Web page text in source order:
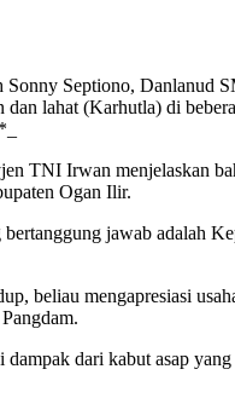
Septiono, Danlanud
lahat (Karhutla) di
TNI Irwan menjelaskan
Ogan Ilir.
jawab adalah
beliau mengapresiasi
dari kabut asap